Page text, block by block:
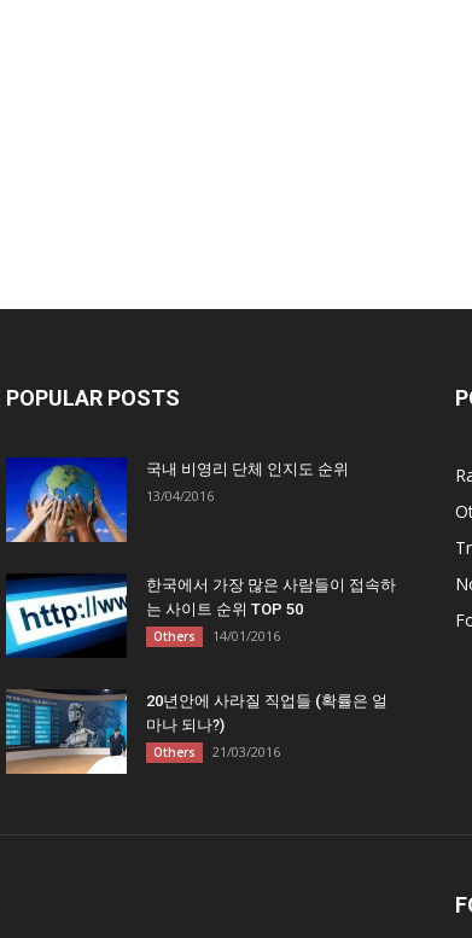
POPULAR POSTS
국내 비영리 단체 인지도 순위
13/04/2016
한국에서 가장 많은 사람들이 접속하
는 사이트 순위 TOP 50
Others 14/01/2016
20년안에 사라질 직업들 (확률은 얼
마나 되나?)
Others 21/03/2016